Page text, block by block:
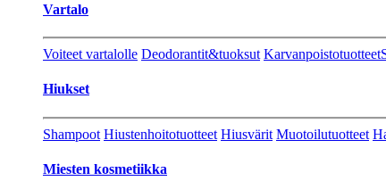
Vartalo
Voiteet vartalolle Deodorantit&tuoksut Karvanpoistotuotteet
Hiukset
Shampoot Hiustenhoitotuotteet Hiusvärit Muotoilutuotteet
Miesten kosmetiikka